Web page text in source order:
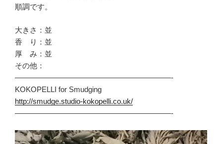
順調です。
大きさ：並
香 り：並
厚 み：並
その他：
—————————————————————-
KOKOPELLI for Smudging
http://smudge.studio-kokopelli.co.uk/
—————————————————————-